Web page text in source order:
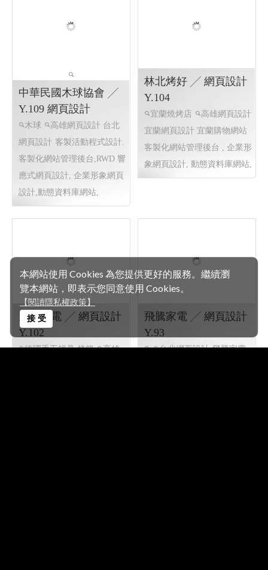
本網站使用 Cookies 為您提供更好的服務。繼續瀏
覽本網站，即表示您同意使用 Cookies。
【閱讀隱私權政策】
接 受
中華民國木球協會 ╱
Y.109 網頁設計
木球
高雄網頁設計 台北
網頁設計 客製活動程式設計.
客製化網站管理後台,RWD 響
應式網頁設計, 企業形象網頁
設計,動態資料庫網站,
林北烤好 ╱ 網頁設計
Y.104
宜蘭燒烤店
高雄網頁設計
宜蘭網頁設計 宜蘭購物網站
客製化網站管理後台 , 企業形
象網頁設計, 動態資料庫網站,
飛騰家電 ╱ 網頁設計
Y.102
德國手工鍋具 烤箱
高雄
飛騰家電 ╱ 網頁設計
Y.93
台北網頁設計 飛騰家電